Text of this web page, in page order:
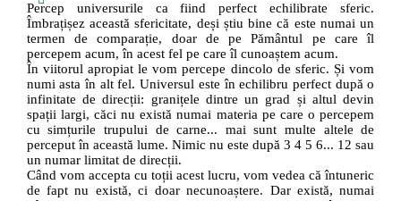
Percep universurile ca fiind perfect echilibrate sferic.
Îmbrațișez această sfericitate, deși știu bine că este numai un
termen de comparație, doar de pe Pământul pe care îl
percepem acum, în acest fel pe care îl cunoaștem acum.
În viitorul apropiat le vom percepe dincolo de sferic. Și vom
numi asta în alt fel. Universul este în echilibru perfect după o
infinitate de direcții: granițele dintre un grad și altul devin
spații largi, căci nu există numai materia pe care o percepem
cu simțurile trupului de carne... mai sunt multe altele de
perceput în această lume. Nimic nu este după 3 4 5 6... 12 sau
un numar limitat de direcții.
Când vom accepta cu toții acest lucru, vom vedea că întuneric
de fapt nu există, ci doar necunoaștere. Dar există, numai